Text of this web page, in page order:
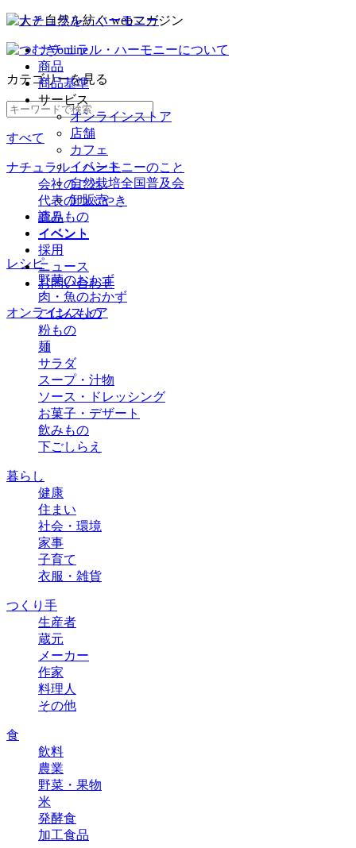
ナチュラル・ハーモニーについて
商品
商品基準
サービス
オンラインストア
店舗
カフェ
イベント
自然栽培全国普及会
卸販売
読みもの
イベント
採用
ニュース
お問い合わせ
オンラインストア
カテゴリーを見る
すべて
ナチュラル・ハーモニーのこと
会社のこと
代表のつぶやき
商品
イベント
レシピ
野菜のおかず
肉・魚のおかず
ごはんもの
粉もの
麺
サラダ
スープ・汁物
ソース・ドレッシング
お菓子・デザート
飲みもの
下ごしらえ
暮らし
健康
住まい
社会・環境
家事
子育て
衣服・雑貨
つくり手
生産者
蔵元
メーカー
作家
料理人
その他
食
飲料
農業
野菜・果物
米
発酵食
加工食品